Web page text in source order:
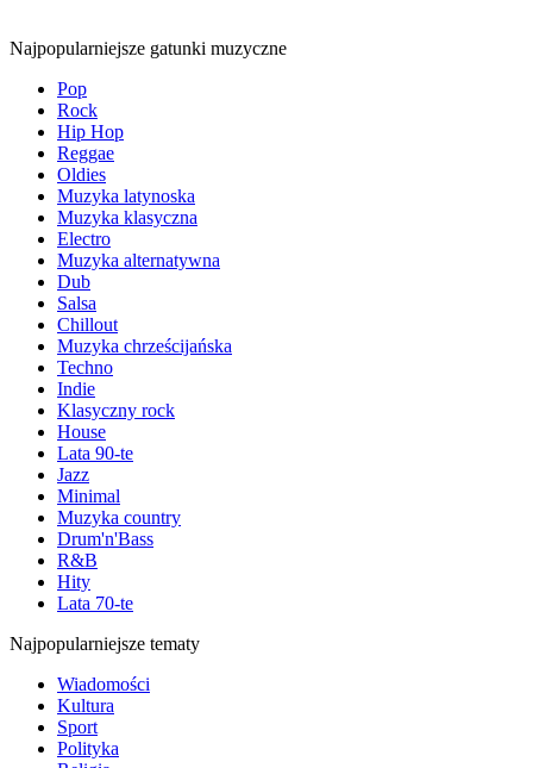
Najpopularniejsze gatunki muzyczne
Pop
Rock
Hip Hop
Reggae
Oldies
Muzyka latynoska
Muzyka klasyczna
Electro
Muzyka alternatywna
Dub
Salsa
Chillout
Muzyka chrześcijańska
Techno
Indie
Klasyczny rock
House
Lata 90-te
Jazz
Minimal
Muzyka country
Drum'n'Bass
R&B
Hity
Lata 70-te
Najpopularniejsze tematy
Wiadomości
Kultura
Sport
Polityka